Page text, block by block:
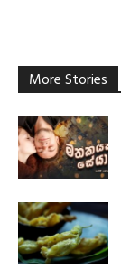
More Stories